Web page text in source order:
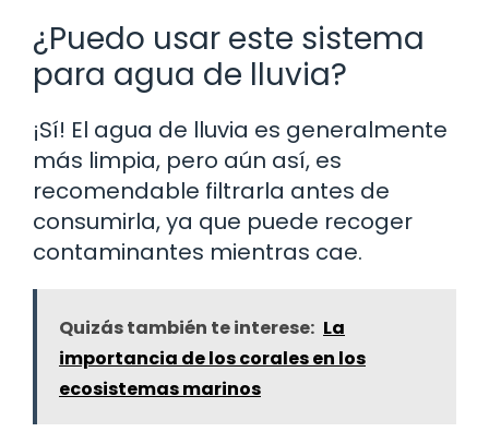
¿Puedo usar este sistema
para agua de lluvia?
¡Sí! El agua de lluvia es generalmente
más limpia, pero aún así, es
recomendable filtrarla antes de
consumirla, ya que puede recoger
contaminantes mientras cae.
Quizás también te interese: La
importancia de los corales en los
ecosistemas marinos